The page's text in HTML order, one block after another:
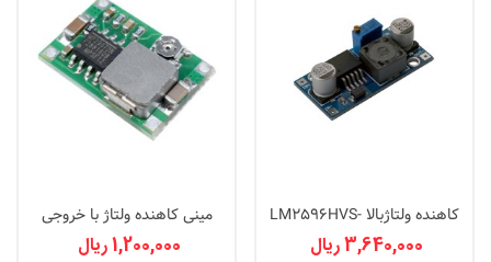
کاهنده ولتاژبالا LM2596HVS-
ADJ-3A COPY
3,640,000 ریال
مینی کاهنده ولتاژ با خروجی
حداکثر 3آمپر
1,200,000 ریال